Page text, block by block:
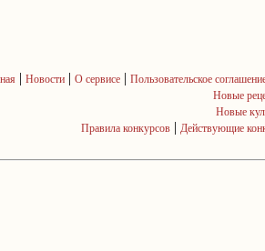
| Новости| О сервисе| Пользовательское
Новые
Новые
Правила конкурсов | Действующие